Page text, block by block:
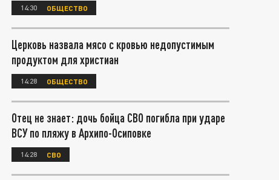
14:30 ОБЩЕСТВО
Церковь назвала мясо с кровью недопустимым
продуктом для христиан
14:28 ОБЩЕСТВО
Отец не знает: дочь бойца СВО погибла при ударе
ВСУ по пляжу в Архипо-Осиповке
14:28 СВО